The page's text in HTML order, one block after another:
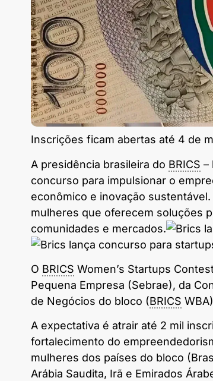
Inscrições ficam abertas até 4 de
A presidência brasileira do BRICS –
concurso para impulsionar o
econômico e inovação
mulheres que oferecem soluções
comunidades e mercados.
O BRICS Women’s Startups
Pequena Empresa (Sebrae), da
de Negócios do bloco (BRICS
A expectativa é atrair até 2 mil
fortalecimento do
mulheres dos países do bloco
Arábia Saudita, Irã e Emirados